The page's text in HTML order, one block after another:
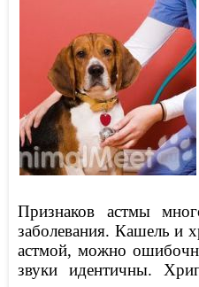
Признаков астмы
заболевания. Кашель и
астмой, можно
звуки идентичны.